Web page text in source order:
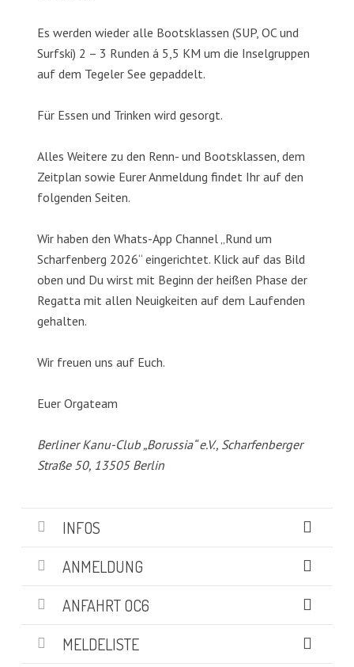
Es werden wieder alle Bootsklassen (SUP, OC und
Surfski) 2 – 3 Runden á 5,5 KM um die Inselgruppen
auf dem Tegeler See gepaddelt.
Für Essen und Trinken wird gesorgt.
Alles Weitere zu den Renn- und Bootsklassen, dem
Zeitplan sowie Eurer Anmeldung findet Ihr auf den
folgenden Seiten.
Wir haben den Whats-App Channel „Rund um
Scharfenberg 2026“ eingerichtet. Klick auf das Bild
oben und Du wirst mit Beginn der heißen Phase der
Regatta mit allen Neuigkeiten auf dem Laufenden
gehalten.
Wir freuen uns auf Euch.
Euer Orgateam
Berliner Kanu-Club „Borussia“ e.V., Scharfenberger
Straße 50, 13505 Berlin
INFOS
ANMELDUNG
ANFAHRT OC6
MELDELISTE